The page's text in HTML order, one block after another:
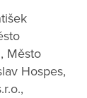
Město
Hospes,